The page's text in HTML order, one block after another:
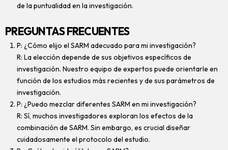
de la puntualidad en la investigación.
PREGUNTAS FRECUENTES
P: ¿Cómo elijo el SARM adecuado para mi investigación?
R: La elección depende de sus objetivos específicos de
investigación. Nuestro equipo de expertos puede orientarle en
función de los estudios más recientes y de sus parámetros de
investigación.
P: ¿Puedo mezclar diferentes SARM en mi investigación?
R: Sí, muchos investigadores exploran los efectos de la
combinación de SARM. Sin embargo, es crucial diseñar
cuidadosamente el protocolo del estudio.